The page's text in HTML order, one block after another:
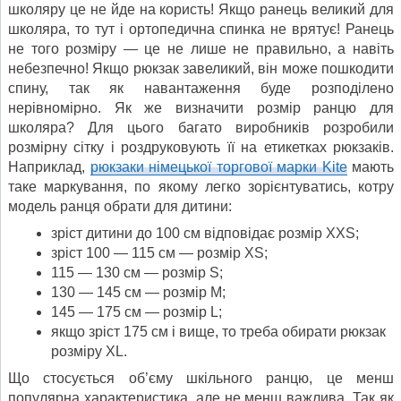
школяру це не йде на користь! Якщо ранець великий для
школяра, то тут і ортопедична спинка не врятує! Ранець
не того розміру — це не лише не правильно, а навіть
небезпечно! Якщо рюкзак завеликий, він може пошкодити
спину, так як навантаження буде розподілено
нерівномірно. Як же визначити розмір ранцю для
школяра? Для цього багато виробників розробили
розмірну сітку і роздруковують її на етикетках рюкзаків.
Наприклад, рюкзаки німецької торгової марки Kiteмають
таке маркування, по якому легко зорієнтуватись, котру
модель ранця обрати для дитини:
зріст дитини до 100 см відповідає розмір XXS;
зріст 100 — 115 см — розмір XS;
115 — 130 см — розмір S;
130 — 145 см — розмір M;
145 — 175 см — розмір L;
якщо зріст 175 см і вище, то треба обирати рюкзак
розміру XL.
Що стосується об’єму шкільного ранцю, це менш
популярна характеристика, але не менш важлива. Так як